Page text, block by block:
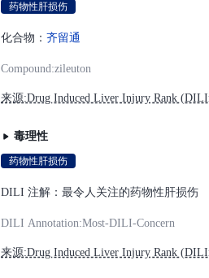
atocellular. Immunoallergic and
nths. Overall, however, only isolated cases
ncy of serum enzyme elevations during
nd its use is considered contraindicated in
tinue to rise. In addition, zileuton has not
药物性肝损伤
化合物： 齐留通
Compound:zileuton
来源:Drug Induced Liver Injury Rank
毒理性
药物性肝损伤
DILI 注解：最令人关注的药物性肝损伤
DILI Annotation:Most-DILI-Concern
来源:Drug Induced Liver Injury Rank